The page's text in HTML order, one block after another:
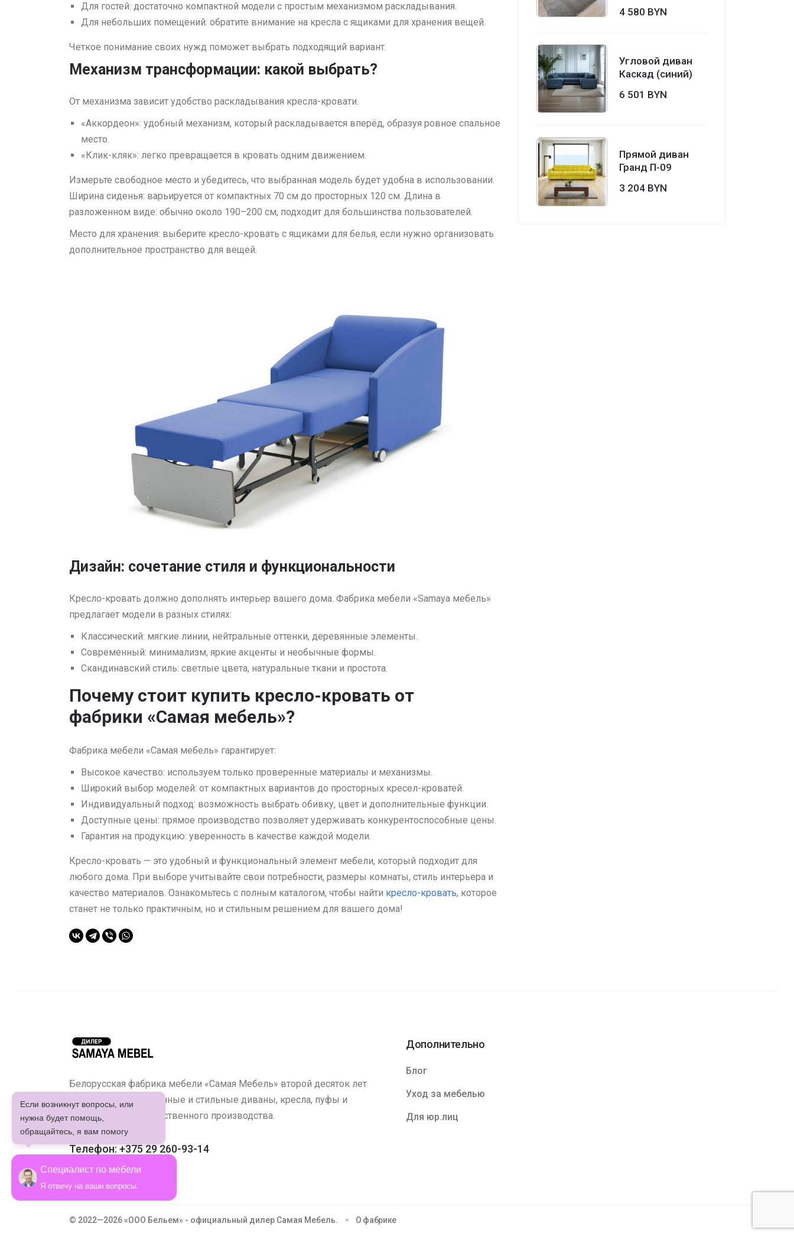
Если возникнут вопросы, или
нужна будет помощь,
обращайтесь, я вам помогу
Специалист по мебели
Я отвечу на ваши вопросы.
Для гостей: достаточно компактной модели с простым механизмом раскладывания.
Для небольших помещений: обратите внимание на кресла с ящиками для хранения вещей.
Четкое понимание своих нужд поможет выбрать подходящий вариант.
Механизм трансформации: какой выбрать?
От механизма зависит удобство раскладывания кресла-кровати.
«Аккордеон»: удобный механизм, который раскладывается вперёд, образуя ровное спальное
место.
«Клик-кляк»: легко превращается в кровать одним движением.
Измерьте свободное место и убедитесь, что выбранная модель будет удобна в использовании.
Ширина сиденья: варьируется от компактных 70 см до просторных 120 см. Длина в
разложенном виде: обычно около 190–200 см, подходит для большинства пользователей.
Место для хранения: выберите кресло-кровать с ящиками для белья, если нужно организовать
дополнительное пространство для вещей.
Дизайн: сочетание стиля и функциональности
Кресло-кровать должно дополнять интерьер вашего дома. Фабрика мебели «Samaya мебель»
предлагает модели в разных стилях:
Классический: мягкие линии, нейтральные оттенки, деревянные элементы.
Современный: минимализм, яркие акценты и необычные формы.
Скандинавский стиль: светлые цвета, натуральные ткани и простота.
Почему стоит купить кресло-кровать от
фабрики «Самая мебель»?
Фабрика мебели «Самая мебель» гарантирует:
Высокое качество: используем только проверенные материалы и механизмы.
Широкий выбор моделей: от компактных вариантов до просторных кресел-кроватей.
Индивидуальный подход: возможность выбрать обивку, цвет и дополнительные функции.
Доступные цены: прямое производство позволяет удерживать конкурентоспособные цены.
Гарантия на продукцию: уверенность в качестве каждой модели.
Кресло-кровать — это удобный и функциональный элемент мебели, который подходит для
любого дома. При выборе учитывайте свои потребности, размеры комнаты, стиль интерьера и
качество материалов. Ознакомьтесь с полным каталогом, чтобы найти кресло-кровать, которое
станет не только практичным, но и стильным решением для вашего дома!
4 580 BYN
Угловой диван
Каскад (синий)
6 501 BYN
Прямой диван
Гранд П-09
3 204 BYN
Белорусская фабрика мебели «Самая Мебель» второй десяток лет
предлагает качественные и стильные диваны, кресла, пуфы и
кухонные уголки собственного производства.
Телефон: +375 29 260-93-14
Дополнительно
Блог
Уход за мебелью
Для юр.лиц
© 2022—2026 «ООО Бельем» - официальный дилер Самая Мебель. О фабрике